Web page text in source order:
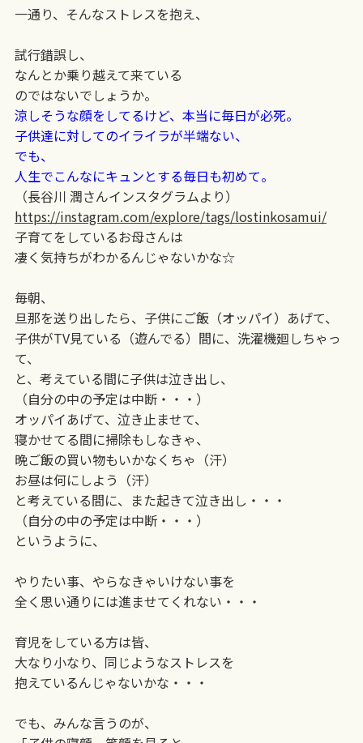
一通り、そんなストレスを抱え、
試行錯誤し、
なんとか乗り越えて来ている
のではないでしょうか。
涼しそうな顔をしてるけど、本当に毎日が必死。
子供達に対してのイライラが半端ない、
でも、
人生でこんなにキュンとする毎日も初めて。
（長谷川 潤さんインスタグラムより）
https://instagram.com/explore/tags/lostinkosamui/
子育てをしているお母さんは
凄く気持ちがわかるんじゃないかな☆
毎朝、
旦那を送り出したら、子供にご飯（オッパイ）あげて、
子供がTV見ている（遊んでる）間に、洗濯機廻しちゃっ
て、
と、考えている間に子供は泣き出し、
（自分の中の予定は中断・・・）
オッパイあげて、泣き止ませて、
寝かせてる間に掃除もしなきゃ、
晩ご飯の買い物もいかなくちゃ（汗）
お昼は何にしよう（汗）
と考えている間に、また起きて泣き出し・・・
（自分の中の予定は中断・・・）
というように、
やりたい事、やらなきゃいけない事を
全く思い通りには進ませてくれない・・・
育児をしている方は皆、
大なり小なり、同じようなストレスを
抱えているんじゃないかな・・・
でも、みんな言うのが、